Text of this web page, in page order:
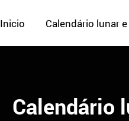
Inicio Calendário lunar
Calendário